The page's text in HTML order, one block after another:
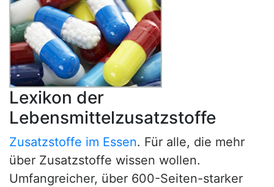
Lexikon der
Lebensmittelzusatzstoffe
Zusatzstoffe im Essen. Für alle, die mehr
über Zusatzstoffe wissen wollen.
Umfangreicher, über 600-Seiten-starker